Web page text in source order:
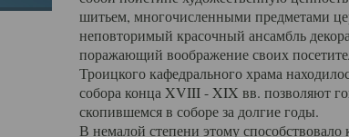
шитьем, многочисленными предметами
неповторимый красочный ансамбль
поражающий воображение своих
Троицкого кафедрального храма
собора конца XVIII - XIX вв. позволяют
скопившемся в соборе за долгие годы.
В немалой степени этому